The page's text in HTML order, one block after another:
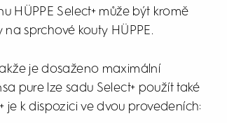
HÜPPE Select+ může být kromě
sprchové kouty HÜPPE.
je dosaženo maximální
pure lze sadu Select+ použít také
je k dispozici ve dvou provedeních: